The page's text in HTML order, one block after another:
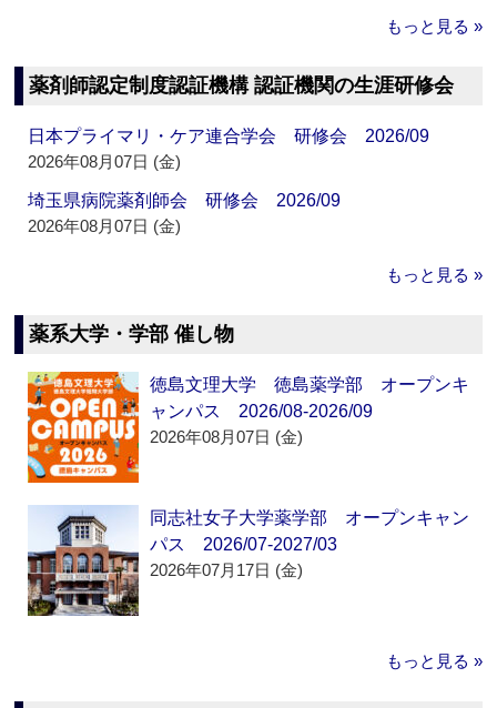
もっと見る »
薬剤師認定制度認証機構 認証機関の生涯研修会
日本プライマリ・ケア連合学会 研修会 2026/09
2026年08月07日 (金)
埼玉県病院薬剤師会 研修会 2026/09
2026年08月07日 (金)
もっと見る »
薬系大学・学部 催し物
徳島文理大学 徳島薬学部 オープンキ
ャンパス 2026/08-2026/09
2026年08月07日 (金)
同志社女子大学薬学部 オープンキャン
パス 2026/07-2027/03
2026年07月17日 (金)
もっと見る »